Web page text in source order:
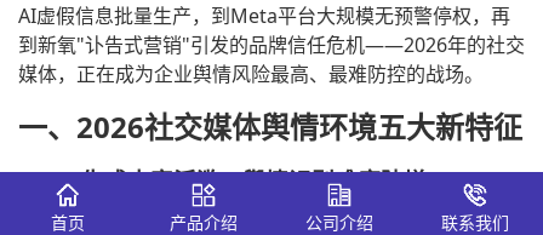
AI虚假信息批量生产，到Meta平台大规模无预警停权，再
到新氧"讣告式营销"引发的品牌信任危机——2026年的社交
媒体，正在成为企业舆情风险最高、最难防控的战场。
一、2026社交媒体舆情环境五大新特征
1.1 AI生成内容泛滥，舆情识别难度陡增
首页 产品介绍 公司介绍 联系我们